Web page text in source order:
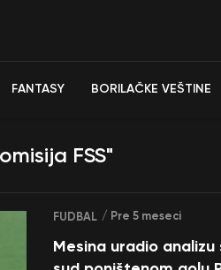
FANTASY BORILAČKE VEŠTINE
FSS"
FUDBAL / Pre 5 meseci
Mesina uradio